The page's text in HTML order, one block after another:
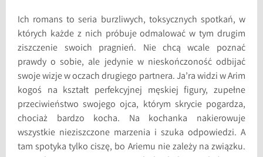
Ich romans to seria burzliwych, toksycznych spotkań, w
których każde z nich próbuje odmalować w tym drugim
ziszczenie swoich pragnień. Nie chcą wcale poznać
prawdy o sobie, ale jedynie w nieskończoność odbijać
swoje wizje w oczach drugiego partnera. Ja’ra widzi w Arim
kogoś na kształt perfekcyjnej męskiej figury, zupełne
przeciwieństwo swojego ojca, którym skrycie pogardza,
chociaż bardzo kocha. Na kochanka nakierowuje
wszystkie nieziszczone marzenia i szuka odpowiedzi. A
tam spotyka tylko ciszę, bo Ariemu nie zależy na związku.